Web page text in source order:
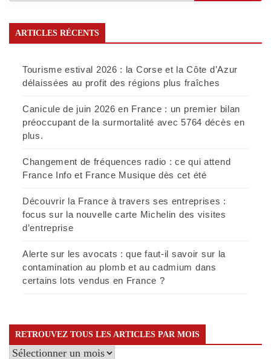
ARTICLES RÉCENTS
Tourisme estival 2026 : la Corse et la Côte d’Azur
délaissées au profit des régions plus fraîches
Canicule de juin 2026 en France : un premier bilan
préoccupant de la surmortalité avec 5764 décès en
plus.
Changement de fréquences radio : ce qui attend
France Info et France Musique dès cet été
Découvrir la France à travers ses entreprises :
focus sur la nouvelle carte Michelin des visites
d’entreprise
Alerte sur les avocats : que faut-il savoir sur la
contamination au plomb et au cadmium dans
certains lots vendus en France ?
RETROUVEZ TOUS LES ARTICLES PAR MOIS
Retrouvez